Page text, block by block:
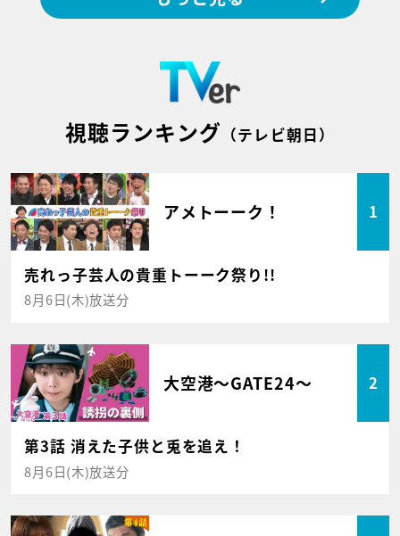
視聴ランキング （テレビ朝日）
アメトーーク！ 1
売れっ子芸人の貴重トーーク祭り!!
8月6日(木)放送分
大空港～GATE24～ 2
第3話 消えた子供と兎を追え！
8月6日(木)放送分